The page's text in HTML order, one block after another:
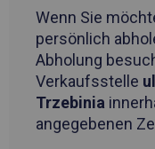
Wenn Sie
persönlich
Abholung
Verkaufsstelle
Trzebinia
angegebenen